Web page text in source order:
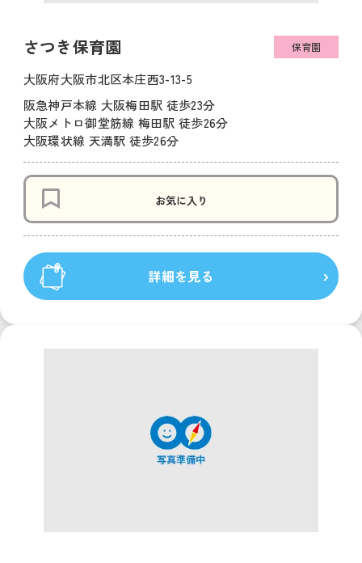
さつき保育園 保育園
大阪府大阪市北区本庄西3-13-5
阪急神戸本線 大阪梅田駅 徒歩23分
大阪メトロ御堂筋線 梅田駅 徒歩26分
大阪環状線 天満駅 徒歩26分
お気に入り
詳細を見る